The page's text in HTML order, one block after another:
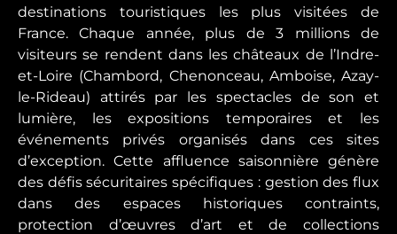
destinations touristiques les plus visitées de
France. Chaque année, plus de 3 millions de
visiteurs se rendent dans les châteaux de l’Indre-
et-Loire (Chambord, Chenonceau, Amboise, Azay-
le-Rideau) attirés par les spectacles de son et
lumière, les expositions temporaires et les
événements privés organisés dans ces sites
d’exception. Cette affluence saisonnière génère
des défis sécuritaires spécifiques : gestion des flux
dans des espaces historiques contraints,
protection d’œuvres d’art et de collections